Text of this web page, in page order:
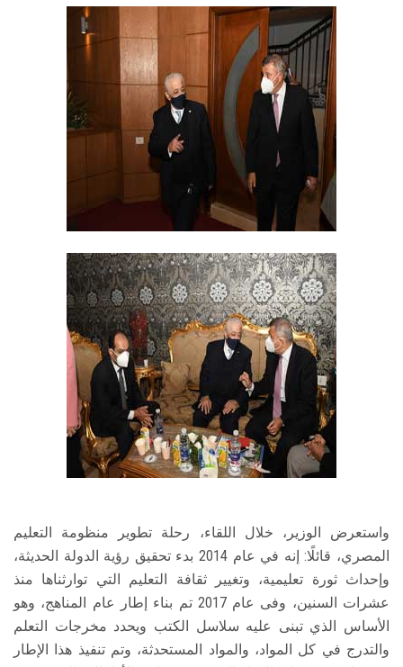
واستعرض الوزير، خلال اللقاء، رحلة تطوير منظومة التعليم
المصري، قائلًا: إنه في عام 2014 بدء تحقيق رؤية الدولة الحديثة،
وإحداث ثورة تعليمية، وتغيير ثقافة التعليم التي توارثناها منذ
عشرات السنين، وفى عام 2017 تم بناء إطار عام المناهج، وهو
الأساس الذي تبنى عليه سلاسل الكتب ويحدد مخرجات التعلم
والتدرج في كل المواد، والمواد المستحدثة، وتم تنفيذ هذا الإطار